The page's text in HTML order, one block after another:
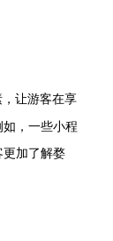
让游客在享
，一些小程
更加了解婺